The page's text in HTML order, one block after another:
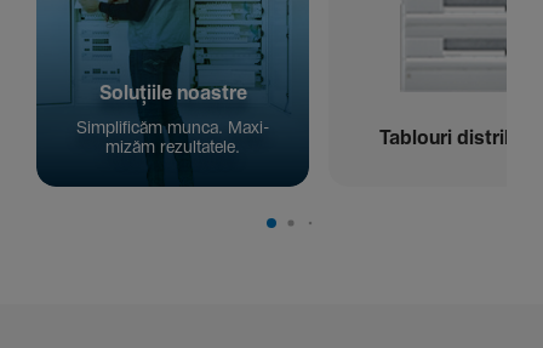
Solu­țiile noastre
Simpli­ficăm munca. Maxi­
mizăm rezul­ta­tele.
Tablouri